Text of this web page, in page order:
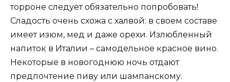
торроне следует обязательно попробовать!
Сладость очень схожа с халвой: в своем составе
имеет изюм, мед и даже орехи. Излюбленный
напиток в Италии – самодельное красное вино.
Некоторые в новогоднюю ночь отдают
предпочтение пиву или шампанскому.